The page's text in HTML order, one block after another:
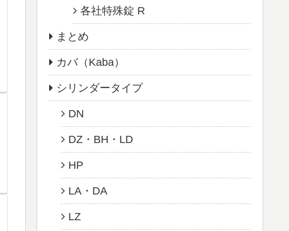
各社特殊錠 R
まとめ
カバ（Kaba）
シリンダータイプ
DN
DZ・BH・LD
HP
LA・DA
LZ